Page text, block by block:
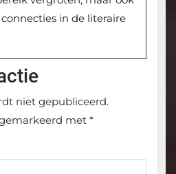
in de literaire
niet gepubliceerd.
met *